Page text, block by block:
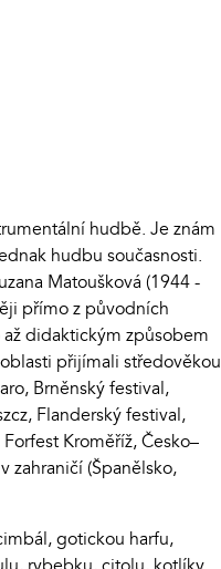
hudbě. Je znám
hudbu současnosti.
Matoušková (1944 -
přímo z původních
didaktickým způsobem
přijímali středověkou
Brněnský festival,
Flanderský festival,
Kroměříž, Česko–
zahraničí (Španělsko,
gotickou harfu,